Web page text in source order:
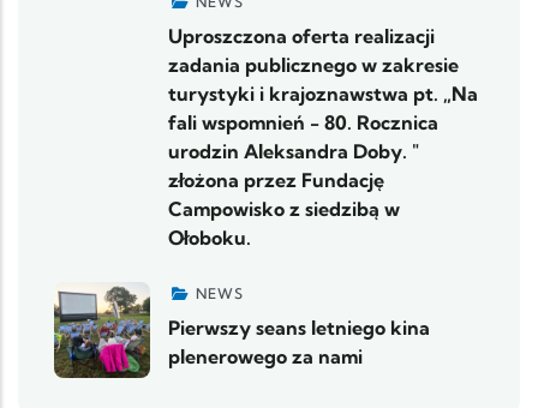
Uproszczona oferta realizacji
zadania publicznego w zakresie
turystyki i krajoznawstwa pt. „Na
fali wspomnień - 80. Rocznica
urodzin Aleksandra Doby. "
złożona przez Fundację
Campowisko z siedzibą w
Ołoboku.
NEWS
Pierwszy seans letniego kina
plenerowego za nami